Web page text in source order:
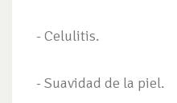
- Celulitis.
- Suavidad de la piel.